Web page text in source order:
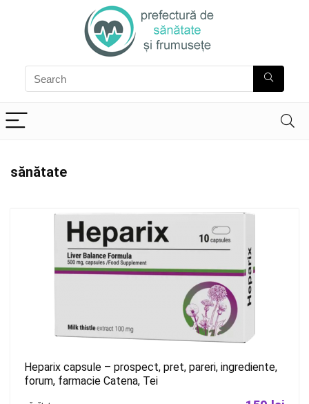
sănătate
Heparix capsule – prospect, pret, pareri, ingrediente,
forum, farmacie Catena, Tei